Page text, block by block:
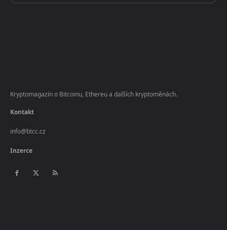
Kryptomagazín o Bitcoinu, Ethereu a dalších kryptoměnách.
Kontakt
info@btcc.cz
Inzerce